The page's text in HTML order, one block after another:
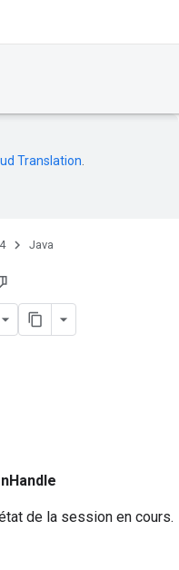
Translation
Java
de la session en cours.